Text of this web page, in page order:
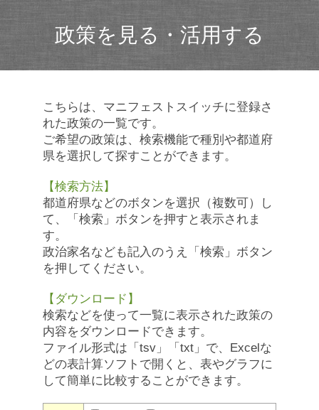
政策を見る・活用する
こちらは、マニフェストスイッチに登録さ
れた政策の一覧です。
ご希望の政策は、検索機能で種別や都道府
県を選択して探すことができます。
【検索方法】
都道府県などのボタンを選択（複数可）し
て、「検索」ボタンを押すと表示されま
す。
政治家名なども記入のうえ「検索」ボタン
を押してください。
【ダウンロード】
検索などを使って一覧に表示された政策の
内容をダウンロードできます。
ファイル形式は「tsv」「txt」で、Excelな
どの表計算ソフトで開くと、表やグラフに
して簡単に比較することができます。